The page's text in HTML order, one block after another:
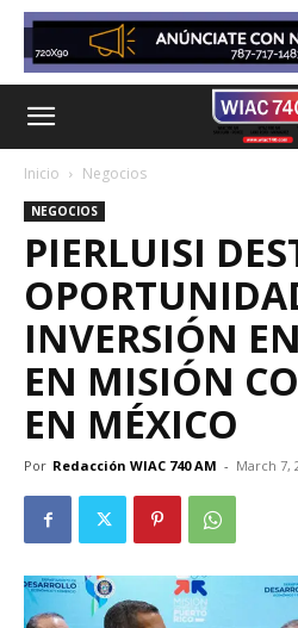
Inicio Negocios
NEGOCIOS
PIERLUISI
INVERSIÓN
EN MISIÓN
EN MÉXICO
Por Redacción WIAC 740 AM - March 7,